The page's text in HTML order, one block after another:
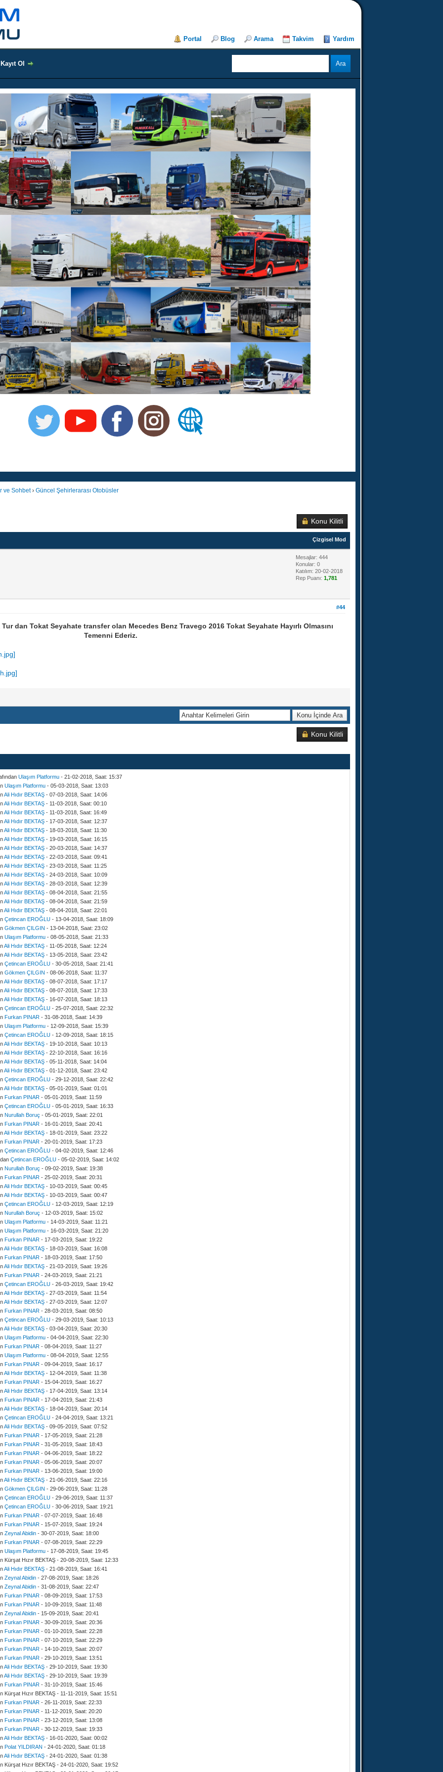
Portal Blog Arama Takvim Yardım
Kayıt Ol
ve Sohbet› Güncel Şehirlerarası Otobüsler
Konu Kilitli
Çizgisel Mod
Mesajlar: 444
Konular: 0
Katılım: 20-02-2018
Rep Puanı: 1,781
#44
dan Tokat Seyahate transfer olan Mecedes Benz Travego 2016 Tokat Seyahate Hayırlı Olmasını
Temenni Ederiz.
Konu Kilitli
Ulaşım Platformu - 21-02-2018, Saat: 15:37
Ulaşım Platformu - 05-03-2018, Saat: 13:03
Ali Hıdır BEKTAŞ - 07-03-2018, Saat: 14:06
Ali Hıdır BEKTAŞ - 11-03-2018, Saat: 00:10
Ali Hıdır BEKTAŞ - 11-03-2018, Saat: 16:49
Ali Hıdır BEKTAŞ - 17-03-2018, Saat: 12:37
Ali Hıdır BEKTAŞ - 18-03-2018, Saat: 11:30
Ali Hıdır BEKTAŞ - 19-03-2018, Saat: 16:15
Ali Hıdır BEKTAŞ - 20-03-2018, Saat: 14:37
Ali Hıdır BEKTAŞ - 22-03-2018, Saat: 09:41
Ali Hıdır BEKTAŞ - 23-03-2018, Saat: 11:25
Ali Hıdır BEKTAŞ - 24-03-2018, Saat: 10:09
Ali Hıdır BEKTAŞ - 28-03-2018, Saat: 12:39
Ali Hıdır BEKTAŞ - 08-04-2018, Saat: 21:55
Ali Hıdır BEKTAŞ - 08-04-2018, Saat: 21:59
Ali Hıdır BEKTAŞ - 08-04-2018, Saat: 22:01
Çetincan EROĞLU - 13-04-2018, Saat: 18:09
Gökmen ÇILGIN - 13-04-2018, Saat: 23:02
Ulaşım Platformu - 08-05-2018, Saat: 21:33
Ali Hıdır BEKTAŞ - 11-05-2018, Saat: 12:24
Ali Hıdır BEKTAŞ - 13-05-2018, Saat: 23:42
Çetincan EROĞLU - 30-05-2018, Saat: 21:41
Gökmen ÇILGIN - 08-06-2018, Saat: 11:37
Ali Hıdır BEKTAŞ - 08-07-2018, Saat: 17:17
Ali Hıdır BEKTAŞ - 08-07-2018, Saat: 17:33
Ali Hıdır BEKTAŞ - 16-07-2018, Saat: 18:13
Çetincan EROĞLU - 25-07-2018, Saat: 22:32
Furkan PINAR - 31-08-2018, Saat: 14:39
Ulaşım Platformu - 12-09-2018, Saat: 15:39
Çetincan EROĞLU - 12-09-2018, Saat: 18:15
Ali Hıdır BEKTAŞ - 19-10-2018, Saat: 10:13
Ali Hıdır BEKTAŞ - 22-10-2018, Saat: 16:16
Ali Hıdır BEKTAŞ - 05-11-2018, Saat: 14:04
Ali Hıdır BEKTAŞ - 01-12-2018, Saat: 23:42
Çetincan EROĞLU - 29-12-2018, Saat: 22:42
Ali Hıdır BEKTAŞ - 05-01-2019, Saat: 01:01
Furkan PINAR - 05-01-2019, Saat: 11:59
Çetincan EROĞLU - 05-01-2019, Saat: 16:33
Nurullah Boruç - 05-01-2019, Saat: 22:01
Furkan PINAR - 16-01-2019, Saat: 20:41
Ali Hıdır BEKTAŞ - 18-01-2019, Saat: 23:22
Furkan PINAR - 20-01-2019, Saat: 17:23
Çetincan EROĞLU - 04-02-2019, Saat: 12:46
Çetincan EROĞLU - 05-02-2019, Saat: 14:02
Nurullah Boruç - 09-02-2019, Saat: 19:38
Furkan PINAR - 25-02-2019, Saat: 20:31
Ali Hıdır BEKTAŞ - 10-03-2019, Saat: 00:45
Ali Hıdır BEKTAŞ - 10-03-2019, Saat: 00:47
Çetincan EROĞLU - 12-03-2019, Saat: 12:19
Nurullah Boruç - 12-03-2019, Saat: 15:02
Ulaşım Platformu - 14-03-2019, Saat: 11:21
Ulaşım Platformu - 16-03-2019, Saat: 21:20
Furkan PINAR - 17-03-2019, Saat: 19:22
Ali Hıdır BEKTAŞ - 18-03-2019, Saat: 16:08
Furkan PINAR - 18-03-2019, Saat: 17:50
Ali Hıdır BEKTAŞ - 21-03-2019, Saat: 19:26
Furkan PINAR - 24-03-2019, Saat: 21:21
Çetincan EROĞLU - 26-03-2019, Saat: 19:42
Ali Hıdır BEKTAŞ - 27-03-2019, Saat: 11:54
Ali Hıdır BEKTAŞ - 27-03-2019, Saat: 12:07
Furkan PINAR - 28-03-2019, Saat: 08:50
Çetincan EROĞLU - 29-03-2019, Saat: 10:13
Ali Hıdır BEKTAŞ - 03-04-2019, Saat: 20:30
Ulaşım Platformu - 04-04-2019, Saat: 22:30
Furkan PINAR - 08-04-2019, Saat: 11:27
Ulaşım Platformu - 08-04-2019, Saat: 12:55
Furkan PINAR - 09-04-2019, Saat: 16:17
Ali Hıdır BEKTAŞ - 12-04-2019, Saat: 11:38
Furkan PINAR - 15-04-2019, Saat: 16:27
Ali Hıdır BEKTAŞ - 17-04-2019, Saat: 13:14
Furkan PINAR - 17-04-2019, Saat: 21:43
Ali Hıdır BEKTAŞ - 18-04-2019, Saat: 20:14
Çetincan EROĞLU - 24-04-2019, Saat: 13:21
Ali Hıdır BEKTAŞ - 09-05-2019, Saat: 07:52
Furkan PINAR - 17-05-2019, Saat: 21:28
Furkan PINAR - 31-05-2019, Saat: 18:43
Furkan PINAR - 04-06-2019, Saat: 18:22
Furkan PINAR - 05-06-2019, Saat: 20:07
Furkan PINAR - 13-06-2019, Saat: 19:00
Ali Hıdır BEKTAŞ - 21-06-2019, Saat: 22:16
Gökmen ÇILGIN - 29-06-2019, Saat: 11:28
Çetincan EROĞLU - 29-06-2019, Saat: 11:37
Çetincan EROĞLU - 30-06-2019, Saat: 19:21
Furkan PINAR - 07-07-2019, Saat: 16:48
Furkan PINAR - 15-07-2019, Saat: 19:24
Zeynal Abidin - 30-07-2019, Saat: 18:00
Furkan PINAR - 07-08-2019, Saat: 22:29
Ulaşım Platformu - 17-08-2019, Saat: 19:45
Kürşat Hızır BEKTAŞ - 20-08-2019, Saat: 12:33
Ali Hıdır BEKTAŞ - 21-08-2019, Saat: 16:41
Zeynal Abidin - 27-08-2019, Saat: 18:26
Zeynal Abidin - 31-08-2019, Saat: 22:47
Furkan PINAR - 08-09-2019, Saat: 17:53
Furkan PINAR - 10-09-2019, Saat: 11:48
Zeynal Abidin - 15-09-2019, Saat: 20:41
Furkan PINAR - 30-09-2019, Saat: 20:36
Furkan PINAR - 01-10-2019, Saat: 22:28
Furkan PINAR - 07-10-2019, Saat: 22:29
Furkan PINAR - 14-10-2019, Saat: 20:07
Furkan PINAR - 29-10-2019, Saat: 13:51
Ali Hıdır BEKTAŞ - 29-10-2019, Saat: 19:30
Ali Hıdır BEKTAŞ - 29-10-2019, Saat: 19:39
Furkan PINAR - 31-10-2019, Saat: 15:46
Kürşat Hızır BEKTAŞ - 11-11-2019, Saat: 15:51
Furkan PINAR - 26-11-2019, Saat: 22:33
Furkan PINAR - 11-12-2019, Saat: 20:20
Furkan PINAR - 23-12-2019, Saat: 13:08
Furkan PINAR - 30-12-2019, Saat: 19:33
Ali Hıdır BEKTAŞ - 16-01-2020, Saat: 00:02
Polat YILDIRAN - 24-01-2020, Saat: 01:18
Ali Hıdır BEKTAŞ - 24-01-2020, Saat: 01:38
Kürşat Hızır BEKTAŞ - 24-01-2020, Saat: 19:52